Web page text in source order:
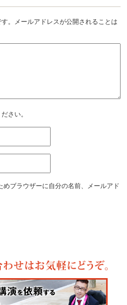
。メールアドレスが公開されることは
さい。
めブラウザーに自分の名前、メールアド